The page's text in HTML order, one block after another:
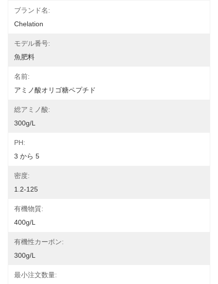
ブランド名:
Chelation
モデル番号:
魚肥料
名前:
アミノ酸オリゴ糖ペプチド
総アミノ酸:
300g/L
PH:
3 から 5
密度:
1.2-125
有機物質:
400g/L
有機性カーボン:
300g/L
最小注文数量: